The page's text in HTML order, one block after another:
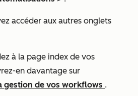
accéder aux autres onglets
à la page index de vos
en davantage sur
gestion de vos workflows .